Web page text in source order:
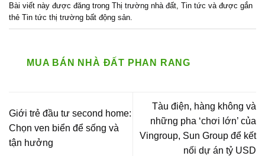
Bài viết này được đăng trong Thị trường nhà đất Tin tức và được gắn
thẻ Tin tức thị trường bất động sản
MUA BÁN NHÀ ĐẤT PHAN RANG
Giới trẻ đầu tư second home:
Chọn ven biển để sống và
tận hưởng
Tàu điện, hàng không và
những pha ‘chơi lớn’ của
Vingroup, Sun Group để kết
nối dự án tỷ USD